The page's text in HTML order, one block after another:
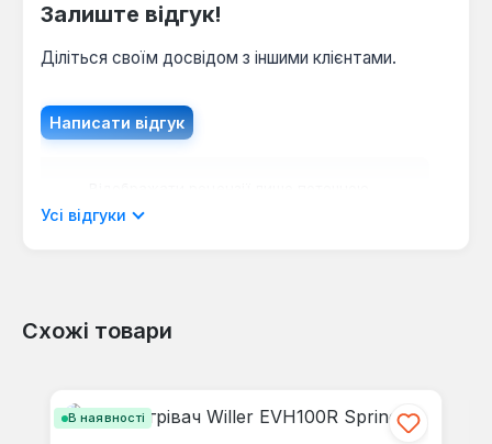
Залиште відгук!
Діліться своїм досвідом з іншими клієнтами.
Написати відгук
мовою.
Відгуків не знайдено. Поділіться
Усі відгуки
Схожі товари
В наявності